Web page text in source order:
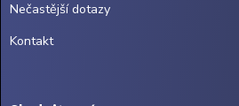
Nečastější dotazy
Kontakt